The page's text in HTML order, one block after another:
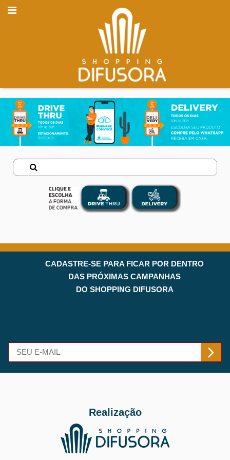
CADASTRE-SE PARA FICAR POR DENTRO
DAS PRÓXIMASCAMPANHAS
DO SHOPPING DIFUSORA
Realização